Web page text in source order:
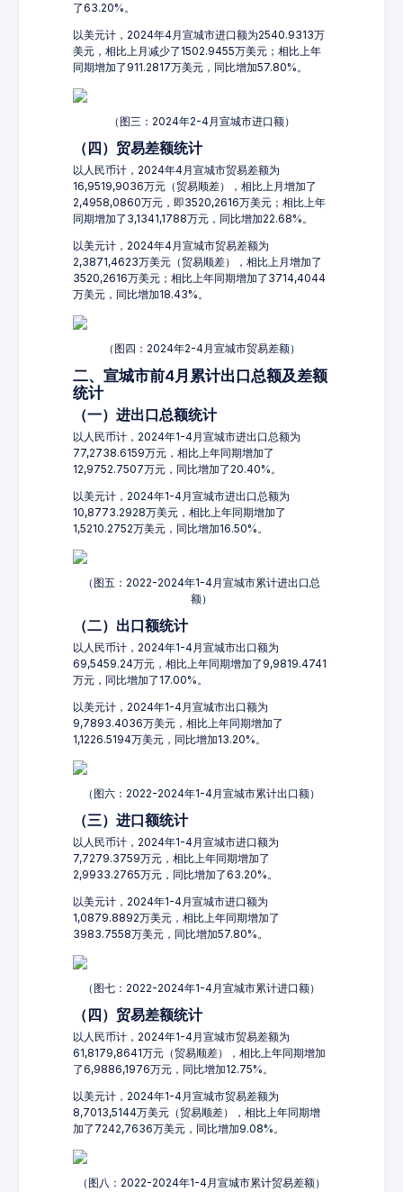
了63.20%。
以美元计，2024年4月宣城市进口额为2540.9313万
美元，相比上月减少了1502.9455万美元；相比上年
同期增加了911.2817万美元，同比增加57.80%。
（图三：2024年2-4月宣城市进口额）
（四）贸易差额统计
以人民币计，2024年4月宣城市贸易差额为
16,9519,9036万元（贸易顺差），相比上月增加了
2,4958,0860万元，即3520,2616万美元；相比上年
同期增加了3,1341,1788万元，同比增加22.68%。
以美元计，2024年4月宣城市贸易差额为
2,3871,4623万美元（贸易顺差），相比上月增加了
3520,2616万美元；相比上年同期增加了3714,4044
万美元，同比增加18.43%。
（图四：2024年2-4月宣城市贸易差额）
二、宣城市前4月累计出口总额及差额
统计
（一）进出口总额统计
以人民币计，2024年1-4月宣城市进出口总额为
77,2738.6159万元，相比上年同期增加了
12,9752.7507万元，同比增加了20.40%。
以美元计，2024年1-4月宣城市进出口总额为
10,8773.2928万美元，相比上年同期增加了
1,5210.2752万美元，同比增加16.50%。
（图五：2022-2024年1-4月宣城市累计进出口总
额）
（二）出口额统计
以人民币计，2024年1-4月宣城市出口额为
69,5459.24万元，相比上年同期增加了9,9819.4741
万元，同比增加了17.00%。
以美元计，2024年1-4月宣城市出口额为
9,7893.4036万美元，相比上年同期增加了
1,1226.5194万美元，同比增加13.20%。
（图六：2022-2024年1-4月宣城市累计出口额）
（三）进口额统计
以人民币计，2024年1-4月宣城市进口额为
7,7279.3759万元，相比上年同期增加了
2,9933.2765万元，同比增加了63.20%。
以美元计，2024年1-4月宣城市进口额为
1,0879.8892万美元，相比上年同期增加了
3983.7558万美元，同比增加57.80%。
（图七：2022-2024年1-4月宣城市累计进口额）
（四）贸易差额统计
以人民币计，2024年1-4月宣城市贸易差额为
61,8179,8641万元（贸易顺差），相比上年同期增加
了6,9886,1976万元，同比增加12.75%。
以美元计，2024年1-4月宣城市贸易差额为
8,7013,5144万美元（贸易顺差），相比上年同期增
加了7242,7636万美元，同比增加9.08%。
（图八：2022-2024年1-4月宣城市累计贸易差额）